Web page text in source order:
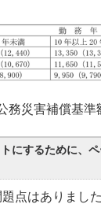
務災害補償基準
にするために、
点はありまし